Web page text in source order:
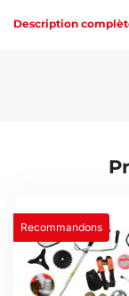
Description
Recommandons